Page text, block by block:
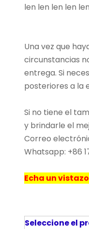
len len len len
Una vez que
circunstancias
entrega. Si
posteriores a la
Si no tiene el
y brindarle el
Correo
Whatsapp: +86
Echa un
Seleccione el